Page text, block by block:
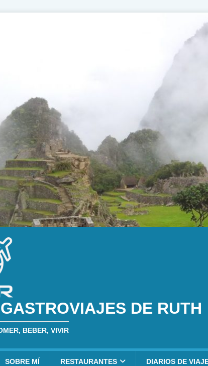
DE RUTH
BEBER, VIVIR
SOBRE MÍ RESTAURANTES DIARIOS DE